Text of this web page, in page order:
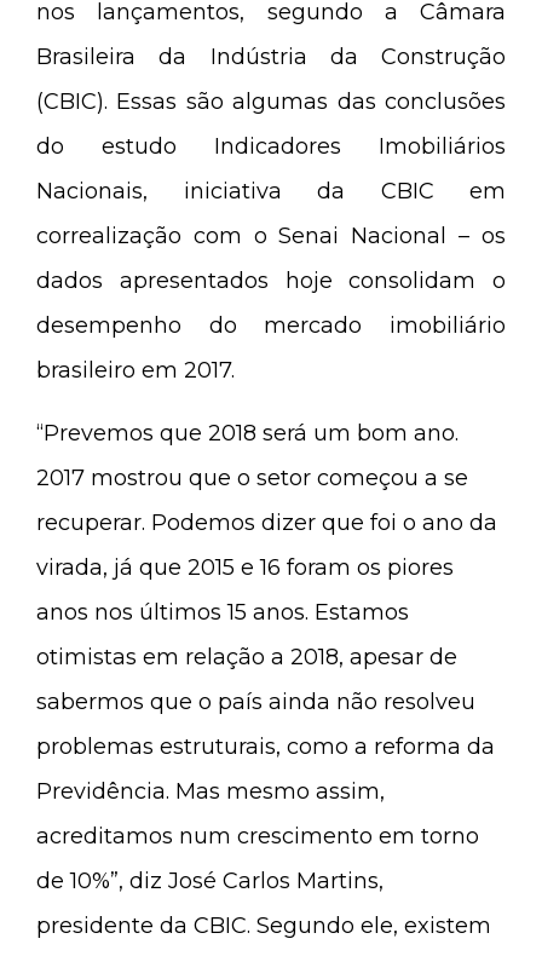
nos lançamentos, segundo a Câmara
Brasileira da Indústria da Construção
(CBIC). Essas são algumas das conclusões
do estudo Indicadores Imobiliários
Nacionais, iniciativa da CBIC em
correalização com o Senai Nacional – os
dados apresentados hoje consolidam o
desempenho do mercado imobiliário
brasileiro em 2017.
“Prevemos que 2018 será um bom ano.
2017 mostrou que o setor começou a se
recuperar. Podemos dizer que foi o ano da
virada, já que 2015 e 16 foram os piores
anos nos últimos 15 anos. Estamos
otimistas em relação a 2018, apesar de
sabermos que o país ainda não resolveu
problemas estruturais, como a reforma da
Previdência. Mas mesmo assim,
acreditamos num crescimento em torno
de 10%”, diz José Carlos Martins,
presidente da CBIC. Segundo ele, existem